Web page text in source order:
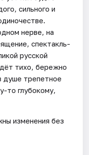
сильного и
нерве, на
спектакль-
русской
тихо, бережно
душе трепетное
то глубокому,
изменения без